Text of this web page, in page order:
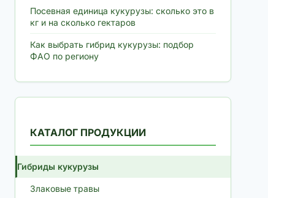
Посевная единица кукурузы: сколько это в
кг и на сколько гектаров
Как выбрать гибрид кукурузы: подбор
ФАО по региону
КАТАЛОГ ПРОДУКЦИИ
Гибриды кукурузы
Злаковые травы